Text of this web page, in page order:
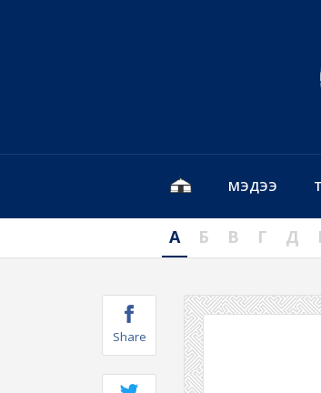
МЭДЭЭ
А Б В Г Д
Share